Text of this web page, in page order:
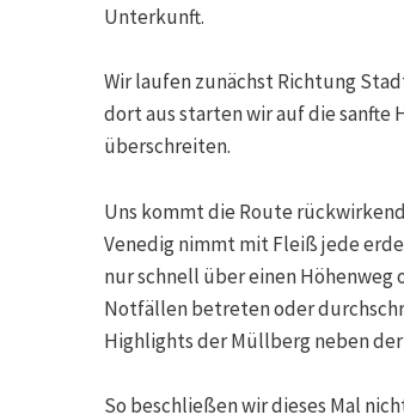
Unterkunft.
Wir laufen zunächst Richtung
dort aus starten wir auf die sanfte
überschreiten.
Uns kommt die Route
Venedig nimmt mit Fleiß jede
nur schnell über einen Höhenweg
Notfällen betreten oder
Highlights der Müllberg neben
So beschließen wir dieses Mal